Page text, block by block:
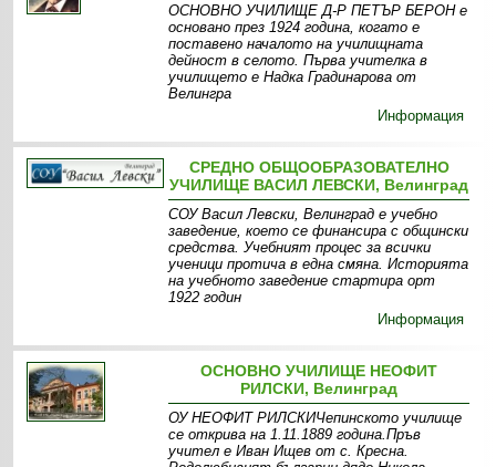
ОСНОВНО УЧИЛИЩЕ Д-Р ПЕТЪР БЕРОН е
основано през 1924 година, когато е
поставено началото на училищната
дейност в селото. Първа учителка в
училището е Надка Градинарова от
Велингра
Информация
СРЕДНО ОБЩООБРАЗОВАТЕЛНО
УЧИЛИЩЕ ВАСИЛ ЛЕВСКИ, Велинград
СОУ Васил Левски, Велинград е учебно
заведение, което се финансира с общински
средства. Учебният процес за всички
ученици протича в една смяна. Историята
на учебното заведение стартира орт
1922 годин
Информация
ОСНОВНО УЧИЛИЩЕ НЕОФИТ
РИЛСКИ, Велинград
ОУ НЕОФИТ РИЛСКИЧепинското училище
се открива на 1.11.1889 година.Пръв
учител е Иван Ищев от с. Кресна.